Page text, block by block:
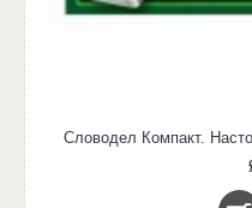
Словодел Компакт.